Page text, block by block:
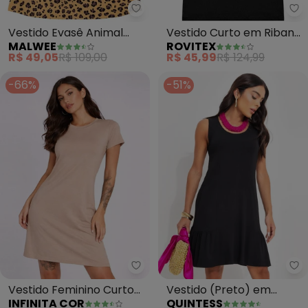
Malwee - Vestido Evasê
Vestido Evasê Animal
Print (Marrom Claro)
MALWEE
R$ 49,05R$ 109,00
Vestido Curto em Ribana
(Preto)
ROVITEX
R$ 45,99R$ 124,99
-66%
Infinita Cor - Vestido Feminino
Vestido Feminino Curto
INFINITA COR
-51%
Vestido (Preto) em
QUINTESS